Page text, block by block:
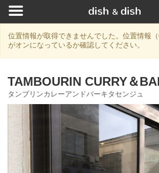
位置情報が取得できませんでした。位置情報
がオンになっているか確認してください。
TAMBOURIN CURRY＆
タンブリンカレーアンドバーキタセンジュ